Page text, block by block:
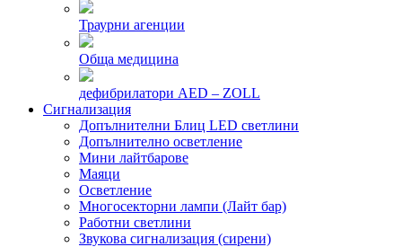
Траурни агенции
Обща медицина
дефибрилатори AED – ZOLL
Сигнализация
Допълнителни Блиц LED светлини
Допълнително осветление
Мини лайтбарове
Маяци
Осветление
Многосекторни лампи (Лайт бар)
Работни светлини
Звукова сигнализация (сирени)